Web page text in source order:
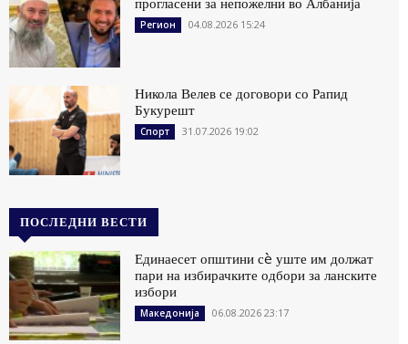
Регион 04.08.2026 15:24
Никола Велев се договори со Рапид
Букурешт
Спорт 31.07.2026 19:02
ПОСЛЕДНИ ВЕСТИ
Единаесет општини сè уште им должат
пари на избирачките одбори за ланските
избори
Македонија 06.08.2026 23:17